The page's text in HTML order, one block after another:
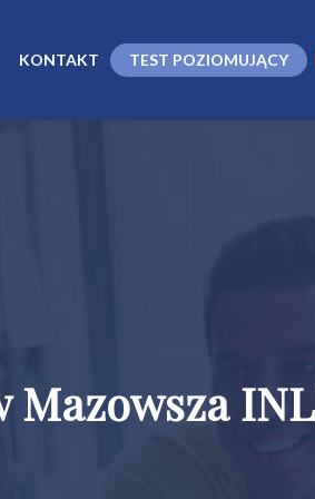
KONTAKT TEST POZIOMUJĄCY